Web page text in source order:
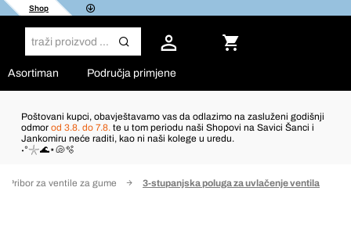
Shop
Asortiman Područja primjene
Poštovani kupci, obavještavamo vas da odlazimo na zasluženi godišnji
odmor od 3.8. do 7.8. te u tom periodu naši Shopovi na Savici Šanci i
Jankomiru neće raditi, kao ni naši kolege u uredu.
˖°𓇼🌊⋆🐚🫧
Pribor za ventile za gume 3-stupanjska poluga za uvlačenje ventila